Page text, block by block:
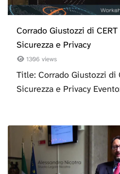
Corrado Giustozzi di
Sicurezza e Privacy
1306 views
Title: Corrado Giustozzi di
Sicurezza e Privacy